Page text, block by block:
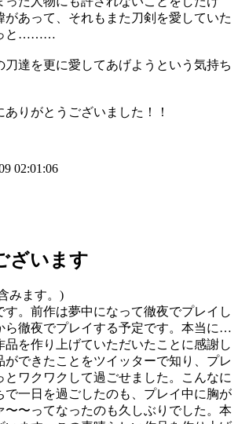
があって、それもまた刀剣を愛していた
っと………
刀達を更に愛してあげようという気持ち
りがとうございました！！
02:01:06
ざいます
みます。)
す。前作は夢中になって徹夜でプレイし
ら徹夜でプレイする予定です。本当に…
品を作り上げていただいたことに感謝し
ができたことをツイッターで知り、プレ
とワクワクして過ごせました。こんなに
で一日を過ごしたのも、プレイ中に胸が
〜〜ってなったのも久しぶりでした。本